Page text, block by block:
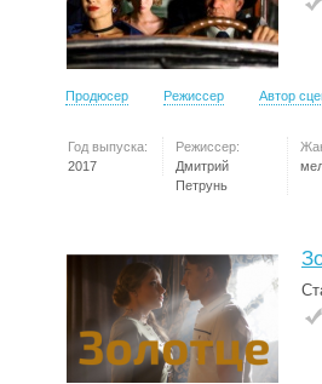
Продюсер Режиссер Автор
Год выпуска:
2017
Режиссер:
Дмитрий
Петрунь